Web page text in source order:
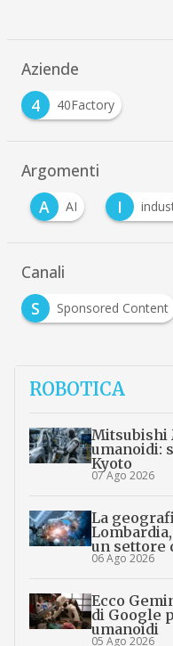
Aziende
4
40Factory
Argomenti
A AI I
Canali
S
Sponsored Content
ROBOTICA
Mitsubishi
umanoidi:
Kyoto
07 Ago 2026
La
un settore
06 Ago 2026
Ecco
di Google
umanoidi
05 Ago 2026